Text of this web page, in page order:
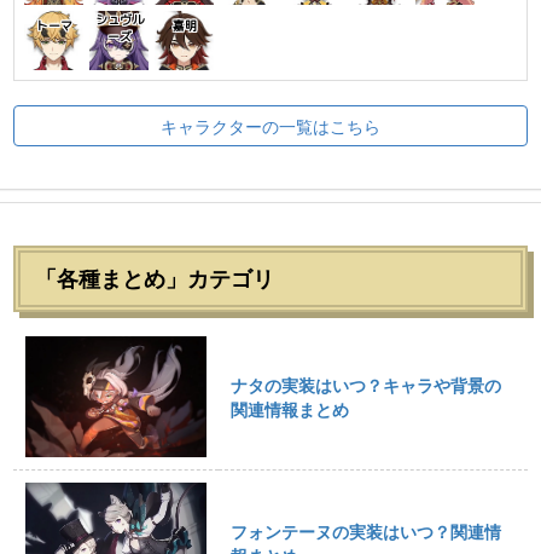
トーマ
シュヴル
ーズ
嘉明
キャラクターの一覧はこちら
「各種まとめ」カテゴリ
ナタの実装はいつ？キャラや背景の
関連情報まとめ
フォンテーヌの実装はいつ？関連情